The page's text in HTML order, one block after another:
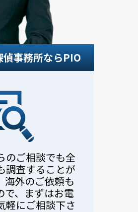
事務所ならPIO
のご相談でも全
調査することが
海外のご依頼も
で、まずはお電
軽にご相談下さ